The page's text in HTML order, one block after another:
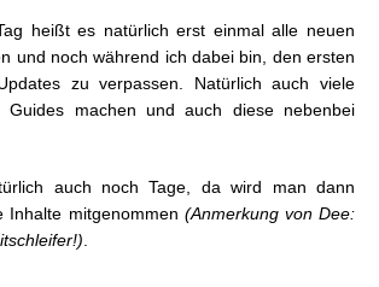
heißt es natürlich erst einmal alle neuen
und noch während ich dabei bin, den ersten
zu verpassen. Natürlich auch viele
Guides machen und auch diese nebenbei
auch noch Tage, da wird man dann
Inhalte mitgenommen (Anmerkung von Dee:
.